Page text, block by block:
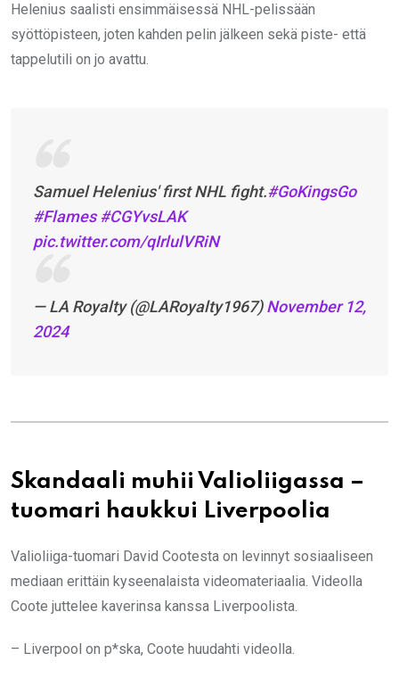
Helenius saalisti ensimmäisessä NHL-pelissään
syöttöpisteen, joten kahden pelin jälkeen sekä piste- että
tappelutili on jo avattu.
Samuel Helenius' first NHL fight.#GoKingsGo
#Flames #CGYvsLAK
pic.twitter.com/qIrlulVRiN
— LA Royalty (@LARoyalty1967)November 12,
2024
Skandaali muhii Valioliigassa –
tuomari haukkui Liverpoolia
Valioliiga-tuomari David Cootesta on levinnyt sosiaaliseen
mediaan erittäin kyseenalaista videomateriaalia. Videolla
Coote juttelee kaverinsa kanssa Liverpoolista.
– Liverpool on p*ska, Coote huudahti videolla.